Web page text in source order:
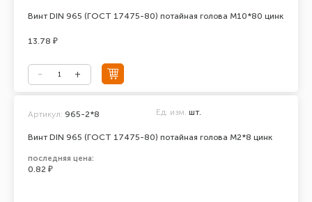
Винт DIN 965 (ГОСТ 17475-80) потайная голова М10*80 цинк
13.78 ₽
Винт DIN 965 (ГОСТ 17475-80) потайная голова М2*8 цинк
Артикул: 965-2*8 Ед. изм. шт.
последняя цена:
0.82 ₽